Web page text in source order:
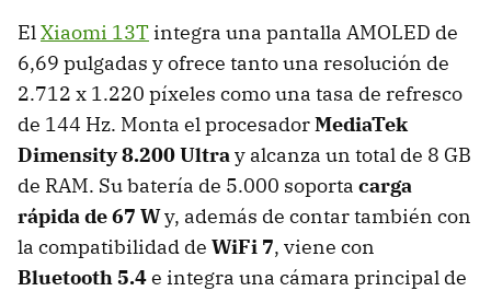
ElXiaomi 13T integra una pantalla AMOLED de
6,69 pulgadas y ofrece tanto una resolución de
2.712 x 1.220 píxeles como una tasa de refresco
de 144 Hz. Monta el procesadorMediaTek
Dimensity 8.200Ultray alcanza un total de 8 GB
de RAM. Su batería de 5.000 soporta carga
rápida de 67 Wy, además de contar también con
la compatibilidad de WiFi 7, viene con
Bluetooth 5.4e integra una cámara principal de